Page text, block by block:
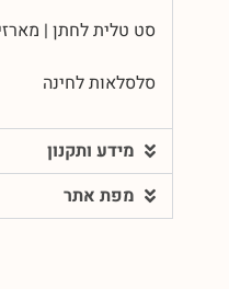
סט טלית לחתן |
סלסלאות לחינה
מידע ותקנון
מפת אתר